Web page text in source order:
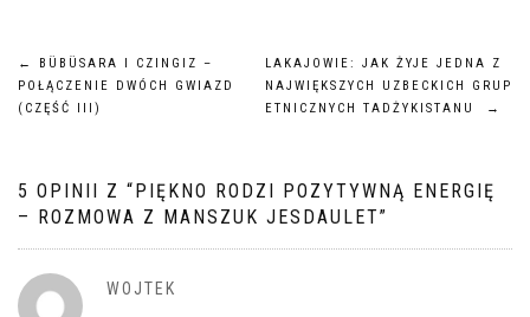
NAWIGACJA
WPISU
←
BÜBÜSARA I CZINGIZ –
POŁĄCZENIE DWÓCH GWIAZD
(CZĘŚĆ III)
LAKAJOWIE: JAK ŻYJE JEDNA Z
NAJWIĘKSZYCH UZBECKICH GRUP
ETNICZNYCH TADŻYKISTANU
→
5 OPINII Z “PIĘKNO RODZI POZYTYWNĄ ENERGIĘ
– ROZMOWA Z MANSZUK JESDAULET”
WOJTEK